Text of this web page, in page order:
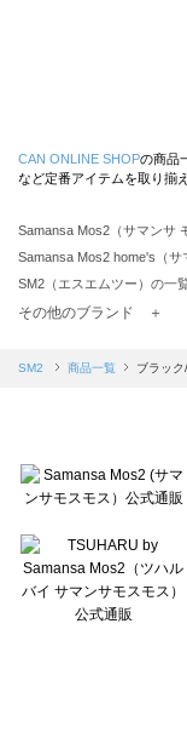
CAN ONLINE SHOPの商品
など定番アイテムを取り揃
Samansa Mos2（サマンサ
Samansa Mos2 home's（
SM2（エスエムツー）の一
TSUHARU by Samansa
Samansa Mos2 blue（サマ
Te chichi（テチチ）の一覧
Te chichi CLASSIC（テチチ
Lugnoncure（ルノンキュー
BETTY'S BLUE（べティー
Wpc.（ワールドパーティー
その他のブランド ＋
SM2 商品一覧 ブラッ